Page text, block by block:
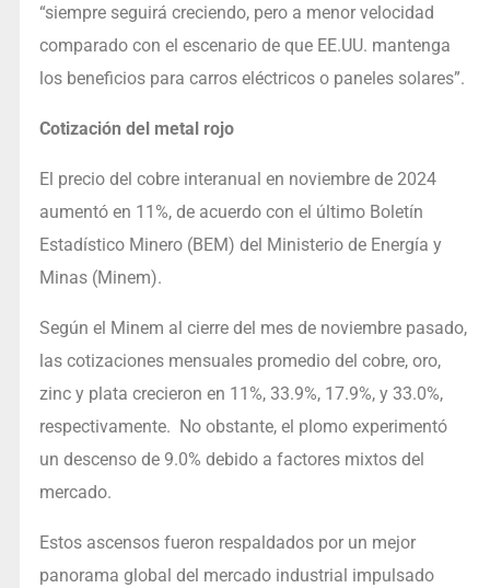
“siempre seguirá creciendo, pero a menor velocidad
comparado con el escenario de que EE.UU. mantenga
los beneficios para carros eléctricos o paneles solares”.
Cotización del metal rojo
El precio del cobre interanual en noviembre de 2024
aumentó en 11%, de acuerdo con el último Boletín
Estadístico Minero (BEM) del Ministerio de Energía y
Minas (Minem).
Según el Minem al cierre del mes de noviembre pasado,
las cotizaciones mensuales promedio del cobre, oro,
zinc y plata crecieron en 11%, 33.9%, 17.9%, y 33.0%,
respectivamente. No obstante, el plomo experimentó
un descenso de 9.0% debido a factores mixtos del
mercado.
Estos ascensos fueron respaldados por un mejor
panorama global del mercado industrial impulsado